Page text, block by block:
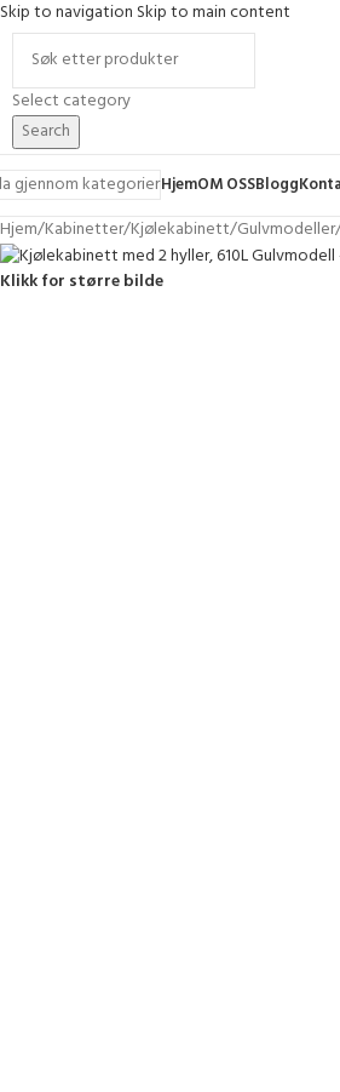
Skip to navigation Skip to main content
Select category
Search
gjennom kategorierHjemOM OSSBlogg
Hjem/Kabinetter/Kjølekabinett/Gulvmodeller
Klikk for større bilde